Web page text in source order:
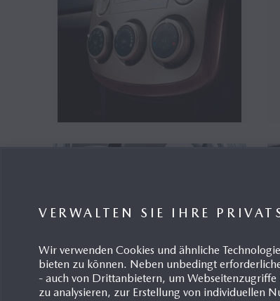
VERWALTEN SIE IHRE
Wir verwenden Cookies und ähnliche
bieten zu können. Neben unbedingt
- auch von Drittanbietern, um
zu analysieren, zur Erstellung von individuellen